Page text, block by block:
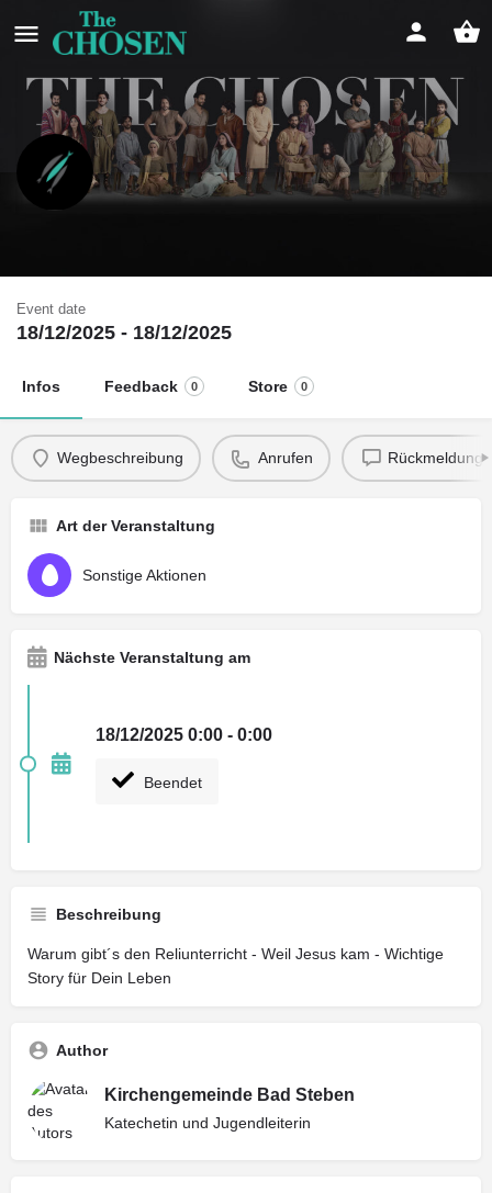
Event date
18/12/2025 - 18/12/2025
Infos Feedback 0 Store 0
Wegbeschreibung Anrufen Rückmeldung
Art der Veranstaltung
Sonstige Aktionen
Nächste Veranstaltung am
18/12/2025 0:00 - 0:00
Beendet
Beschreibung
Warum gibt´s den Reliunterricht - Weil Jesus kam - Wichtige
Story für Dein Leben
Author
Kirchengemeinde Bad Steben
Katechetin und Jugendleiterin